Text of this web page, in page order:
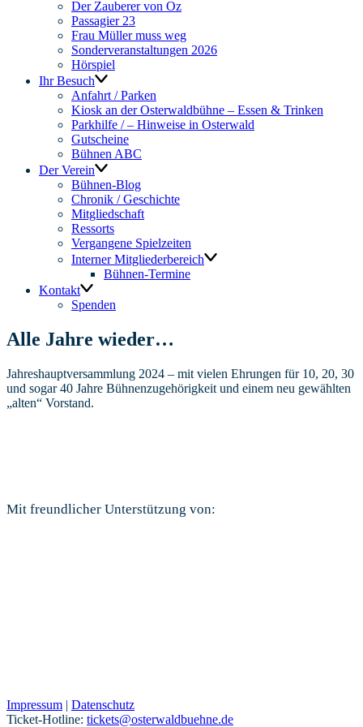
Der Zauberer von Oz
Passagier 23
Frau Müller muss weg
Sonderveranstaltungen 2026
Hörspiel
Ihr Besuch
Anfahrt / Parken
Kiosk an der Osterwaldbühne – Essen & Trinken
Parkhilfe / – Hinweise in Osterwald
Gutscheine
Bühnen ABC
Der Verein
Bühnen-Blog
Chronik / Geschichte
Mitgliedschaft
Ressorts
Vergangene Spielzeiten
Interner Mitgliederbereich
Bühnen-Termine
Kontakt
Spenden
Alle Jahre wieder…
Jahreshauptversammlung 2024 – mit vielen Ehrungen für 10, 20, 30
und sogar 40 Jahre Bühnenzugehörigkeit und einem neu gewählten
„alten“ Vorstand.
Mit freundlicher Unterstützung von:
Impressum | Datenschutz
Ticket-Hotline: tickets@osterwaldbuehne.de